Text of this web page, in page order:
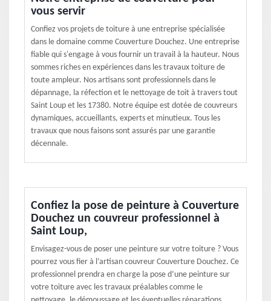
vous servir
Confiez vos projets de toiture à une entreprise spécialisée
dans le domaine comme Couverture Douchez. Une entreprise
fiable qui s'engage à vous fournir un travail à la hauteur. Nous
sommes riches en expériences dans les travaux toiture de
toute ampleur. Nos artisans sont professionnels dans le
dépannage, la réfection et le nettoyage de toit à travers tout
Saint Loup et les 17380. Notre équipe est dotée de couvreurs
dynamiques, accueillants, experts et minutieux. Tous les
travaux que nous faisons sont assurés par une garantie
décennale.
Confiez la pose de peinture à Couverture
Douchez un couvreur professionnel à
Saint Loup,
Envisagez-vous de poser une peinture sur votre toiture ? Vous
pourrez vous fier à l’artisan couvreur Couverture Douchez. Ce
professionnel prendra en charge la pose d’une peinture sur
votre toiture avec les travaux préalables comme le